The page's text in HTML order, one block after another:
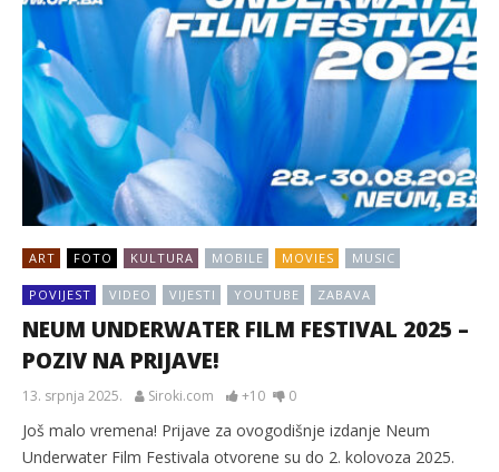
ART FOTO KULTURA MOBILE MOVIES MUSIC
POVIJEST VIDEO VIJESTI YOUTUBE ZABAVA
NEUM UNDERWATER FILM FESTIVAL 2025 –
POZIV NA PRIJAVE!
13. srpnja 2025. Siroki.com +10 0
Još malo vremena! Prijave za ovogodišnje izdanje Neum
Underwater Film Festivala otvorene su do 2. kolovoza 2025.